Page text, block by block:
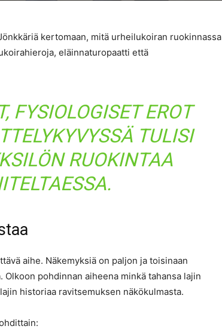
kertomaan, mitä urheilukoiran ruokinnassa
eläinnaturopaatti että
FYSIOLOGISET EROT
TULISI
RUOKINTAA
aihe. Näkemyksiä on paljon ja toisinaan
pohdinnan aiheena minkä tahansa lajin
historiaa ravitsemuksen näkökulmasta.